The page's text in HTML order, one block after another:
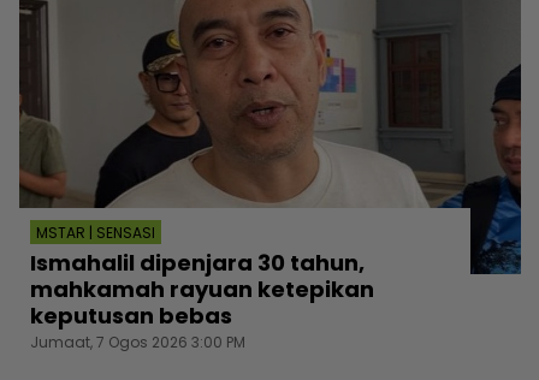
MSTAR | SENSASI
Ismahalil dipenjara 30 tahun,
mahkamah rayuan ketepikan
keputusan bebas
Jumaat, 7 Ogos 2026 3:00 PM